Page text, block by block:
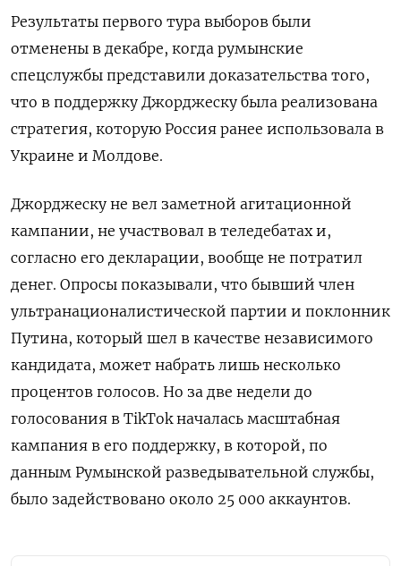
Результаты первого тура выборов были
отменены в декабре, когда румынские
спецслужбы представили доказательства того,
что в поддержку Джорджеску была реализована
стратегия, которую Россия ранее использовала в
Украине и Молдове.
Джорджеску не вел заметной агитационной
кампании, не участвовал в теледебатах и,
согласно его декларации, вообще не потратил
денег. Опросы показывали, что бывший член
ультранационалистической партии и поклонник
Путина, который шел в качестве независимого
кандидата, может набрать лишь несколько
процентов голосов. Но за две недели до
голосования в TikTok началась масштабная
кампания в его поддержку, в которой, по
данным Румынской разведывательной службы,
было задействовано около 25 000 аккаунтов.